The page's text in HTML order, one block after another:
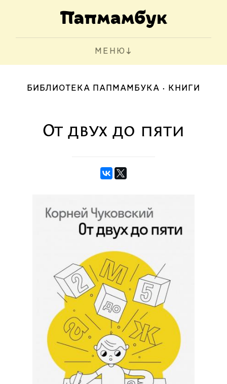
МЕНЮ
БИБЛИОТЕКА ПАПМАМБУКА КНИГИ
От двух до пяти